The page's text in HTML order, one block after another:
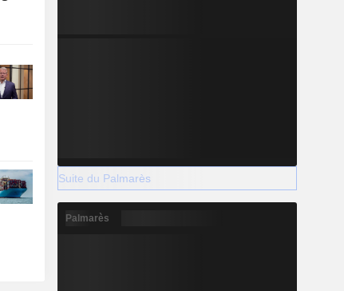
Suite du Palmarès
Palmarès